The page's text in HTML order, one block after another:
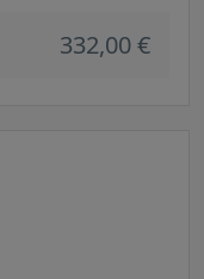
332,00 €